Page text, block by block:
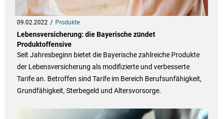
09.02.2022 Produkte
Lebensversicherung: die Bayerische zündet
Produktoffensive
Seit Jahresbeginn bietet die Bayerische zahlreiche Produkte
der Lebensversicherung als modifizierte und verbesserte
Tarife an. Betroffen sind Tarife im Bereich Berufsunfähigkeit,
Grundfähigkeit, Sterbegeld und Altersvorsorge.